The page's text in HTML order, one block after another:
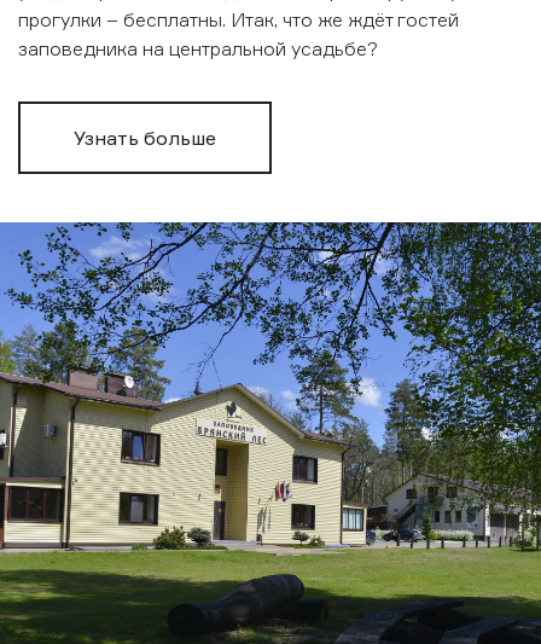
прогулки – бесплатны. Итак, что же ждёт гостей
заповедника на центральной усадьбе?
Узнать больше